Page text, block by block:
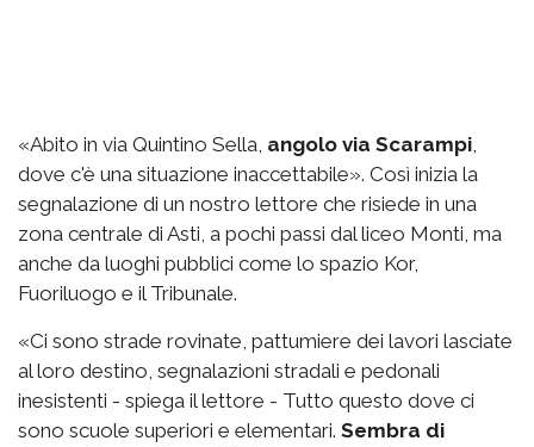
«Abito in via Quintino Sella, angolo via Scarampi,
dove c'è una situazione inaccettabile». Così inizia la
segnalazione di un nostro lettore che risiede in una
zona centrale di Asti, a pochi passi dal liceo Monti, ma
anche da luoghi pubblici come lo spazio Kor,
Fuoriluogo e il Tribunale.
«Ci sono strade rovinate, pattumiere dei lavori lasciate
al loro destino, segnalazioni stradali e pedonali
inesistenti - spiega il lettore - Tutto questo dove ci
sono scuole superiori e elementari. Sembra di